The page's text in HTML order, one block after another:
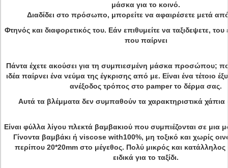
μάσκα για το κοινό.
Διαδίδει στο πρόσωπο, μπορείτε να αφαιρέσετε μετά
Φτηνός και διαφορετικός του. Εάν επιθυμείτε να ταξιδεψετε,
που παίρνει
Πάντα έχετε ακούσει για τη συμπιεσμένη μάσκα προσώπου;
ιδέα παίρνει ένα νεύμα της έγκρισης από με. Είναι ένα τέτοιο
ανέξοδος τρόπος στο pamper το δέρμα σας.
Αυτά τα βλέμματα δεν συμπαθούν τα χαρακτηριστικά χάπια
Είναι φύλλα λίγου πλεκτά βαμβακιού που συμπιέζονται σε μια
Γίνοντα βαμβάκι ή viscose with100%, μη τοξικό και χωρίς
περίπου 20*20mm στο μέγεθος. Πολύ μικρός και
ειδικά για το ταξίδι.